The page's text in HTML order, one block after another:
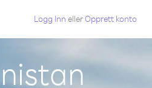
Logg Inn ellerOpprett konto